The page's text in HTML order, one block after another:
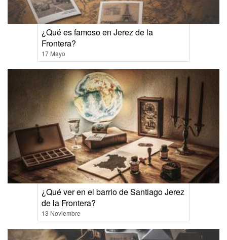
¿Qué es famoso en Jerez de la
Frontera?
17 Mayo
¿Qué ver en el barrio de Santiago Jerez
de la Frontera?
13 Noviembre